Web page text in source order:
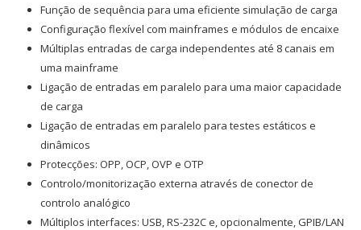
Função de sequência para uma eficiente simulação de carga
Configuração flexível com mainframes e módulos de encaixe
Múltiplas entradas de carga independentes até 8 canais em
uma mainframe
Ligação de entradas em paralelo para uma maior capacidade
de carga
Ligação de entradas em paralelo para testes estáticos e
dinâmicos
Protecções: OPP, OCP, OVP e OTP
Controlo/monitorização externa através de conector de
controlo analógico
Múltiplos interfaces: USB, RS-232C e, opcionalmente, GPIB/LAN